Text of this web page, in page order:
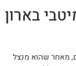
בארון
מאחר שהוא מנצל